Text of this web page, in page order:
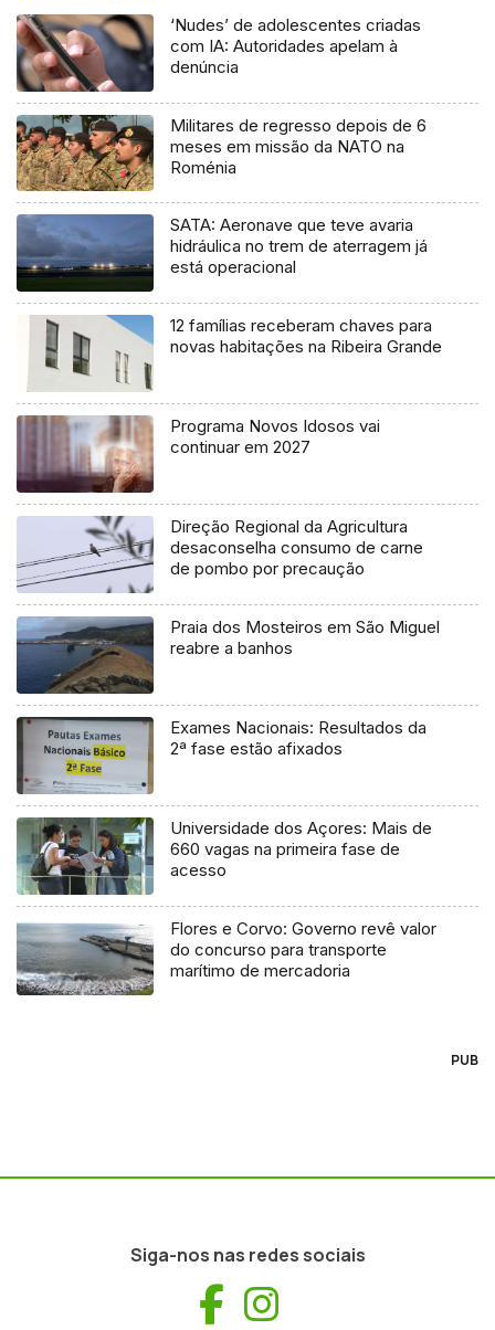
‘Nudes’ de adolescentes criadas
com IA: Autoridades apelam à
denúncia
Militares de regresso depois de 6
meses em missão da NATO na
Roménia
SATA: Aeronave que teve avaria
hidráulica no trem de aterragem já
está operacional
12 famílias receberam chaves para
novas habitações na Ribeira Grande
Programa Novos Idosos vai
continuar em 2027
Direção Regional da Agricultura
desaconselha consumo de carne
de pombo por precaução
Praia dos Mosteiros em São Miguel
reabre a banhos
Exames Nacionais: Resultados da
2ª fase estão afixados
Universidade dos Açores: Mais de
660 vagas na primeira fase de
acesso
Flores e Corvo: Governo revê valor
do concurso para transporte
marítimo de mercadoria
PUB
Siga-nos nas redes sociais
Facebook